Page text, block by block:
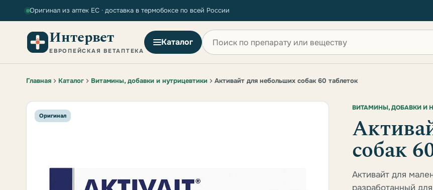
Оригинал из аптек ЕС · доставка в термобоксе по всей России
Интервет
ЕВРОПЕЙСКАЯ ВЕТАПТЕКА
Каталог
Поиск по сайту
Главная Каталог Витамины, добавки и нутрицевтики Активайт для небольших собак 60 таблеток
Оригинал
ВИТАМИНЫ, ДОБАВКИ И
собак
Активайт для
разработанный